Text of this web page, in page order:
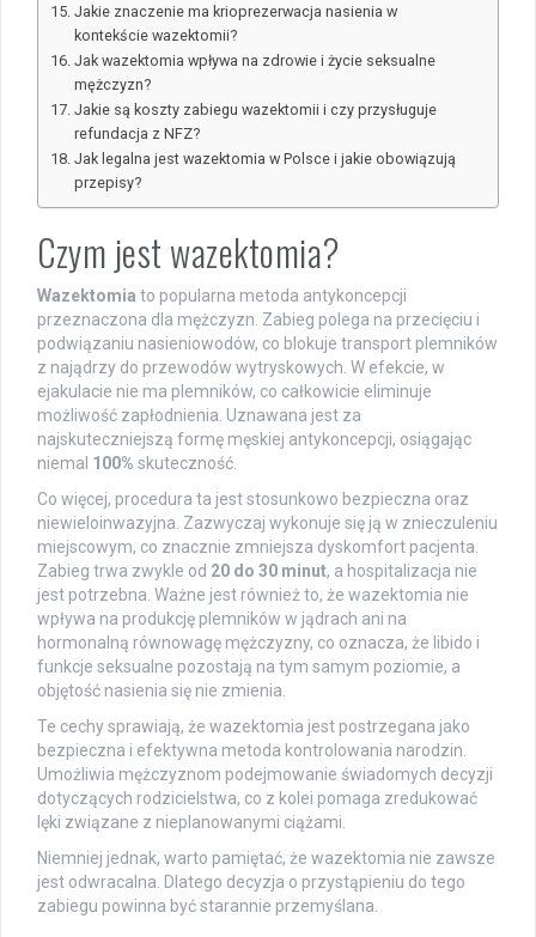
Jakie znaczenie ma krioprezerwacja nasienia w
kontekście wazektomii?
Jak wazektomia wpływa na zdrowie i życie seksualne
mężczyzn?
Jakie są koszty zabiegu wazektomii i czy przysługuje
refundacja z NFZ?
Jak legalna jest wazektomia w Polsce i jakie obowiązują
przepisy?
Czym jest wazektomia?
Wazektomia to popularna metoda antykoncepcji
przeznaczona dla mężczyzn. Zabieg polega na przecięciu i
podwiązaniu nasieniowodów, co blokuje transport plemników
z najądrzy do przewodów wytryskowych. W efekcie, w
ejakulacie nie ma plemników, co całkowicie eliminuje
możliwość zapłodnienia. Uznawana jest za
najskuteczniejszą formę męskiej antykoncepcji, osiągając
niemal 100% skuteczność.
Co więcej, procedura ta jest stosunkowo bezpieczna oraz
niewieloinwazyjna. Zazwyczaj wykonuje się ją w znieczuleniu
miejscowym, co znacznie zmniejsza dyskomfort pacjenta.
Zabieg trwa zwykle od 20 do 30 minut, a hospitalizacja nie
jest potrzebna. Ważne jest również to, że wazektomia nie
wpływa na produkcję plemników w jądrach ani na
hormonalną równowagę mężczyzny, co oznacza, że libido i
funkcje seksualne pozostają na tym samym poziomie, a
objętość nasienia się nie zmienia.
Te cechy sprawiają, że wazektomia jest postrzegana jako
bezpieczna i efektywna metoda kontrolowania narodzin.
Umożliwia mężczyznom podejmowanie świadomych decyzji
dotyczących rodzicielstwa, co z kolei pomaga zredukować
lęki związane z nieplanowanymi ciążami.
Niemniej jednak, warto pamiętać, że wazektomia nie zawsze
jest odwracalna. Dlatego decyzja o przystąpieniu do tego
zabiegu powinna być starannie przemyślana.